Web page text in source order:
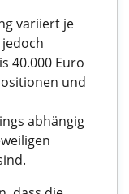
variiert je
40.000 Euro
und
abhängig